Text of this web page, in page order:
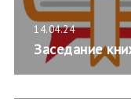
14.04.24
Заседание